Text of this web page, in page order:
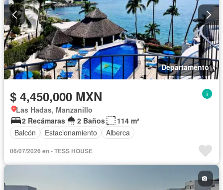
Departamento
$ 4,450,000 MXN
Las Hadas, Manzanillo
2 Recámaras
2 Baños
114 m²
Balcón
Estacionamiento Alberca
06/07/2026 en - TESS HOUSE